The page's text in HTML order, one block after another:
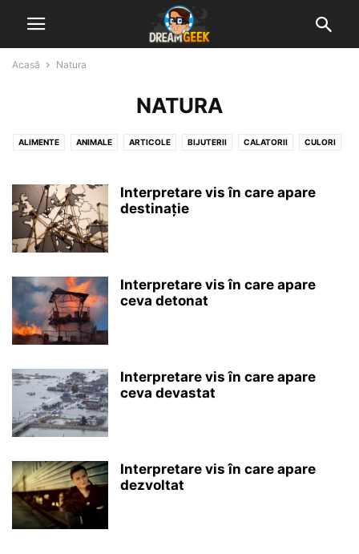
Acasă Natura
NATURA
ALIMENTE ANIMALE ARTICOLE BIJUTERII CALATORII CULORI
MUNCA & ACTIVITATI NATURA NUMERE, LITERE & SEMNE
OAMENI & STARI UMANE OBIECTE & CONSTRUCTII
Interpretare vis în care apare
destinație
Interpretare vis în care apare
ceva detonat
Interpretare vis în care apare
ceva devastat
Interpretare vis în care apare
dezvoltat